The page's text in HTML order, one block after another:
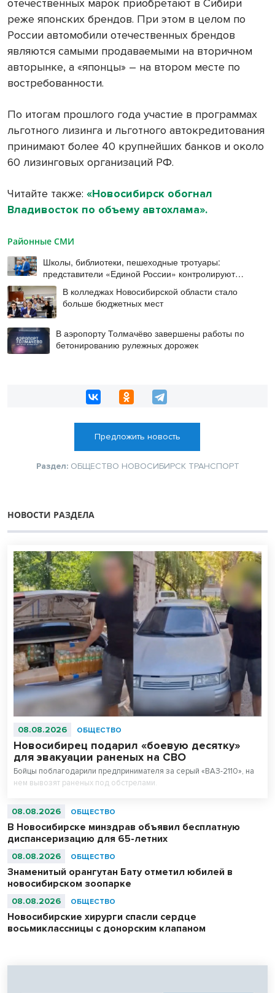
отечественных марок приобретают в Сибири
реже японских брендов. При этом в целом по
России автомобили отечественных брендов
являются самыми продаваемыми на вторичном
авторынке, а «японцы» – на втором месте по
востребованности.
По итогам прошлого года участие в программах
льготного лизинга и льготного автокредитования
принимают более 40 крупнейших банков и около
60 лизинговых организаций РФ.
Читайте также: «Новосибирск обогнал
Владивосток по объему автохлама».
Районные СМИ
Школы, библиотеки, пешеходные тротуары:
представители «Единой России» контролируют
работы на социальных объектах
В колледжах Новосибирской области стало
больше бюджетных мест
В аэропорту Толмачёво завершены работы по
бетонированию рулежных дорожек
Предложить новость
Раздел: ОБЩЕСТВО НОВОСИБИРСК ТРАНСПОРТ
НОВОСТИ РАЗДЕЛА
08.08.2026 ОБЩЕСТВО
Новосибирец подарил «боевую десятку»
для эвакуации раненых на СВО
Бойцы поблагодарили предпринимателя за серый «ВАЗ-2110», на
нем вывозят раненых под обстрелами.
08.08.2026 ОБЩЕСТВО
В Новосибирске минздрав объявил бесплатную
диспансеризацию для 65-летних
08.08.2026 ОБЩЕСТВО
Знаменитый орангутан Бату отметил юбилей в
новосибирском зоопарке
08.08.2026 ОБЩЕСТВО
Новосибирские хирурги спасли сердце
восьмиклассницы с донорским клапаном